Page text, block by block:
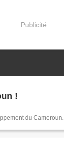
Publicité
!
du Cameroun.